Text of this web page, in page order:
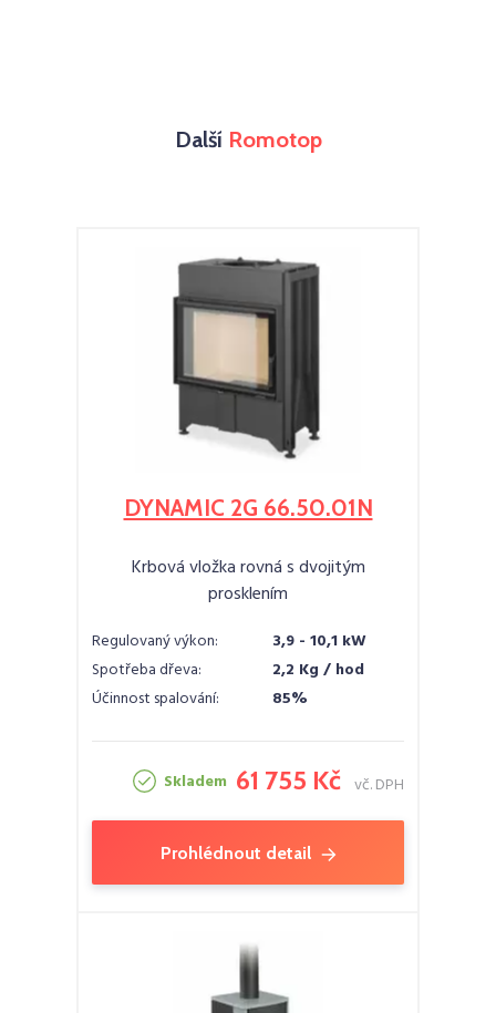
Další Romotop
DYNAMIC 2G 66.50.01N
Krbová vložka rovná s dvojitým
prosklením
Regulovaný výkon:
3,9 - 10,1 kW
Spotřeba dřeva:
2,2 Kg / hod
Účinnost spalování:
85%
Skladem 61 755 Kč vč. DPH
Prohlédnout detail